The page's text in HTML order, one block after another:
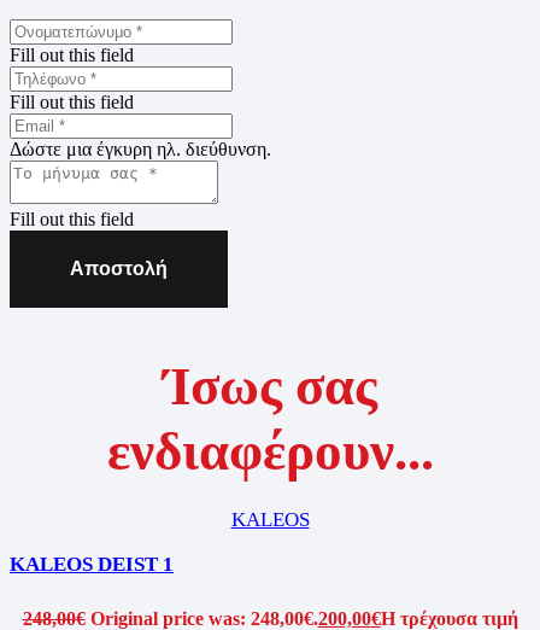
Fill out this field
Fill out this field
Δώστε μια έγκυρη ηλ. διεύθυνση.
Fill out this field
Αποστολή
Ίσως σας
ενδιαφέρουν...
KALEOS
KALEOS DEIST 1
248,00€ Original price was: 248,00€.200,00€Η τρέχουσα τιμή